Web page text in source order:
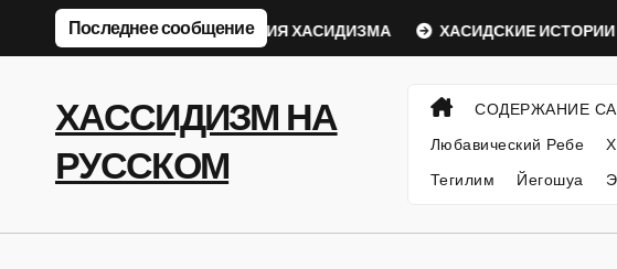
Перейти
Последнее сообщение
Ребе ФИЛОСОФИЯ ХАСИДИЗМА ХАСИДСКИЕ ИСТОРИИ
ХАССИДИЗМ НА
РУССКОМ
СОДЕРЖАНИЕ
Любавический Ребе
Тегилим
Йегошуа